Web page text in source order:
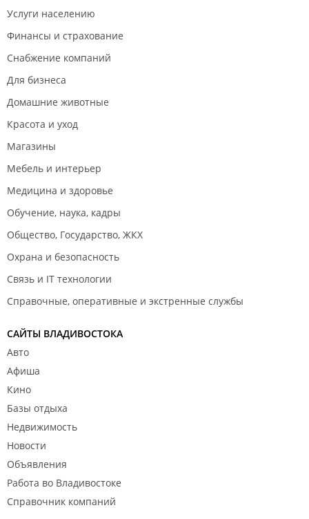
Услуги населению
Финансы и страхование
Снабжение компаний
Для бизнеса
Домашние животные
Красота и уход
Магазины
Мебель и интерьер
Медицина и здоровье
Обучение, наука, кадры
Общество, Государство, ЖКХ
Охрана и безопасность
Связь и IT технологии
Справочные, оперативные и экстренные службы
САЙТЫ ВЛАДИВОСТОКА
Авто
Афиша
Кино
Базы отдыха
Недвижимость
Новости
Объявления
Работа во Владивостоке
Справочник компаний